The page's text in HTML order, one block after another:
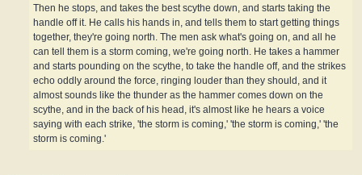
Then he stops, and takes the best scythe down, and starts taking the
handle off it. He calls his hands in, and tells them to start getting things
together, they're going north. The men ask what's going on, and all he
can tell them is a storm coming, we're going north. He takes a hammer
and starts pounding on the scythe, to take the handle off, and the strikes
echo oddly around the force, ringing louder than they should, and it
almost sounds like the thunder as the hammer comes down on the
scythe, and in the back of his head, it's almost like he hears a voice
saying with each strike, 'the storm is coming,' 'the storm is coming,' 'the
storm is coming.'